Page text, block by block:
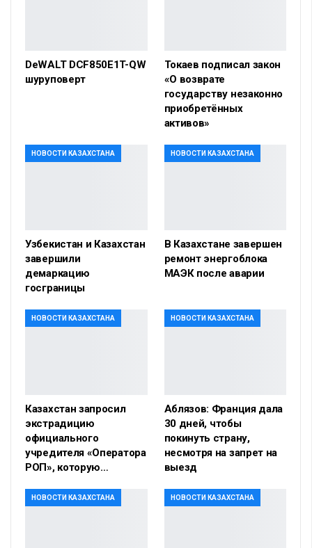
DeWALT DCF850E1T-QW
шуруповерт
Токаев подписал закон
«О возврате
государству незаконно
приобретённых
активов»
НОВОСТИ КАЗАХСТАНА
Узбекистан и Казахстан
завершили
демаркацию
госграницы
НОВОСТИ КАЗАХСТАНА
В Казахстане завершен
ремонт энергоблока
МАЭК после аварии
НОВОСТИ КАЗАХСТАНА
Казахстан запросил
экстрадицию
официального
учредителя «Оператора
РОП», которую…
НОВОСТИ КАЗАХСТАНА
Аблязов: Франция дала
30 дней, чтобы
покинуть страну,
несмотря на запрет на
выезд
НОВОСТИ КАЗАХСТАНА НОВОСТИ КАЗАХСТАНА